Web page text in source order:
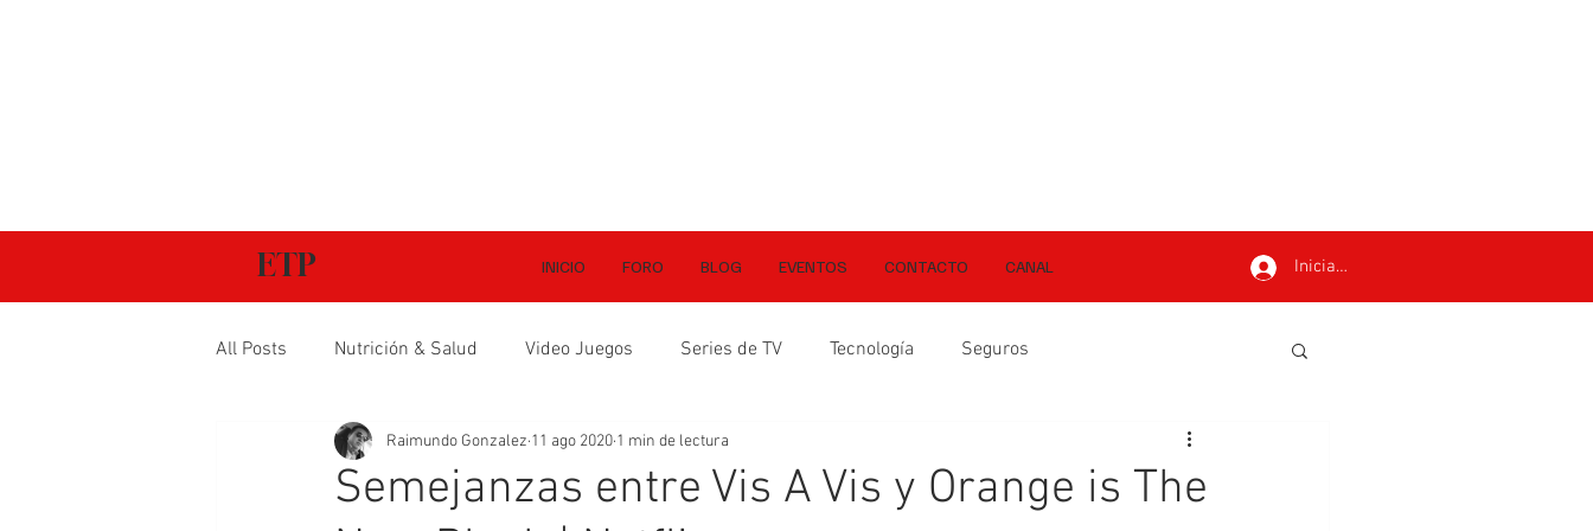
INICIO FORO BLOG EVENTOS CONTACTO CANAL Iniciar sesión
ETP
All Posts Nutrición & Salud Video Juegos Series de TV Tecnología Seguros
Semejanzas entre Vis A Vis y Orange is The
Raimundo Gonzalez 11 ago 2020 1 min de lectura